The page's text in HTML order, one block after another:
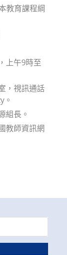
教育課程綱
上午9時至
，視訊通話
長。
教師資訊網